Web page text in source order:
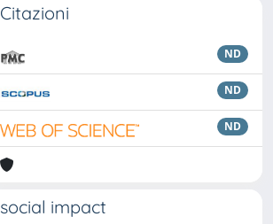
Citazioni
ND
ND
ND
social impact